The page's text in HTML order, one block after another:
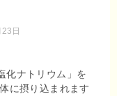
日
化ナトリウム」を
に摂り込まれます